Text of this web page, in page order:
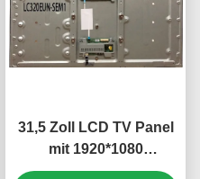
31,5 Zoll LCD TV Panel
mit 1920*1080
Auflösung und Glas-